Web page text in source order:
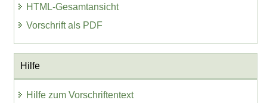
HTML-Gesamtansicht
Vorschrift als PDF
Hilfe
Hilfe zum Vorschriftentext